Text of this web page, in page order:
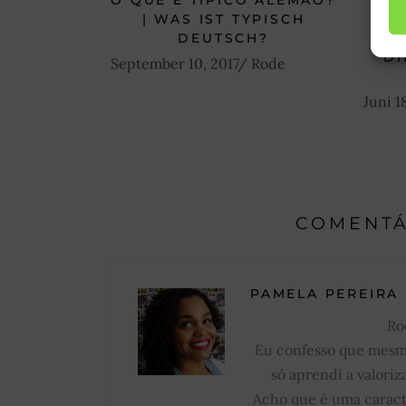
| WAS IST TYPISCH
DEUTSCH?
September 10, 2017 Rode
Juni
PAMELA PEREIRA
Eu confesso que
só aprendi a
Acho que é uma